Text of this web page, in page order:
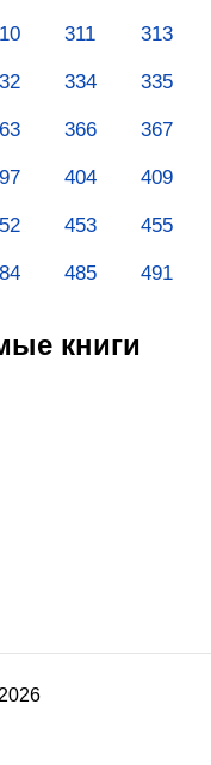
311 313
334 335
366 367
404 409
453 455
485 491
книги